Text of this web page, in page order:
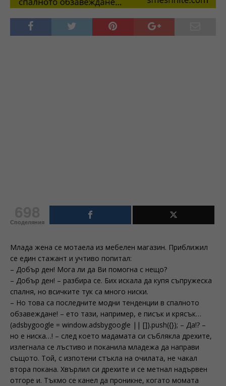
Споделяния
Млада жена се мотаела из мебелен магазин. Приближил
се един стажант и учтиво попитал:
– Добър ден! Мога ли да Ви помогна с нещо?
– Добър ден! – разбира се. Бих искала да купя съпружеска
спалня, но всичките тук са много ниски.
– Но това са последните модни тенденции в спалното
обзавеждане! – ето тази, например, е писък и крясък…
(adsbygoogle = window.adsbygoogle || []).push({}); – Да!? –
но е ниска…! – след което мадамата си съблякла дрехите,
излегнала се лъстиво и поканила младежа да направи
същото. Той, с изпотени стъкла на очилата, не чакал
втора покана. Хвърлил си дрехите и се метнал надървен
отгоре и. Тъкмо се канел да проникне, когато момата